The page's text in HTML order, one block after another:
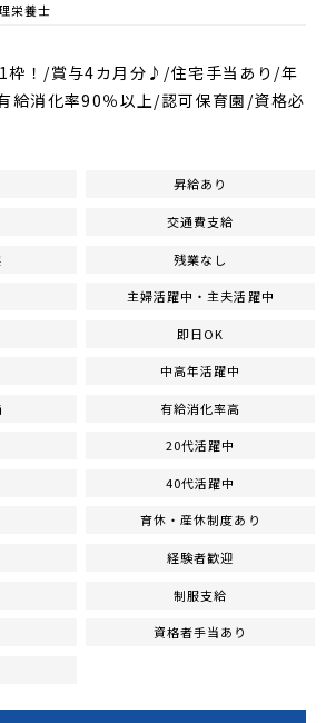
栄養士
枠！/賞与4カ月分♪/住宅手当あり/年
給消化率90％以上/認可保育園/資格必
昇給あり
交通費支給
残業なし
主婦活躍中・主夫活躍中
即日OK
中高年活躍中
有給消化率高
20代活躍中
40代活躍中
育休・産休制度あり
経験者歓迎
制服支給
資格者手当あり